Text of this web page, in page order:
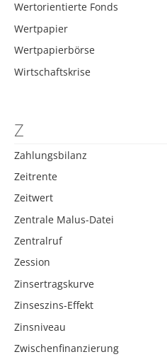
Wertorientierte Fonds
Wertpapier
Wertpapierbörse
Wirtschaftskrise
Z
Zahlungsbilanz
Zeitrente
Zeitwert
Zentrale Malus-Datei
Zentralruf
Zession
Zinsertragskurve
Zinseszins-Effekt
Zinsniveau
Zwischenfinanzierung